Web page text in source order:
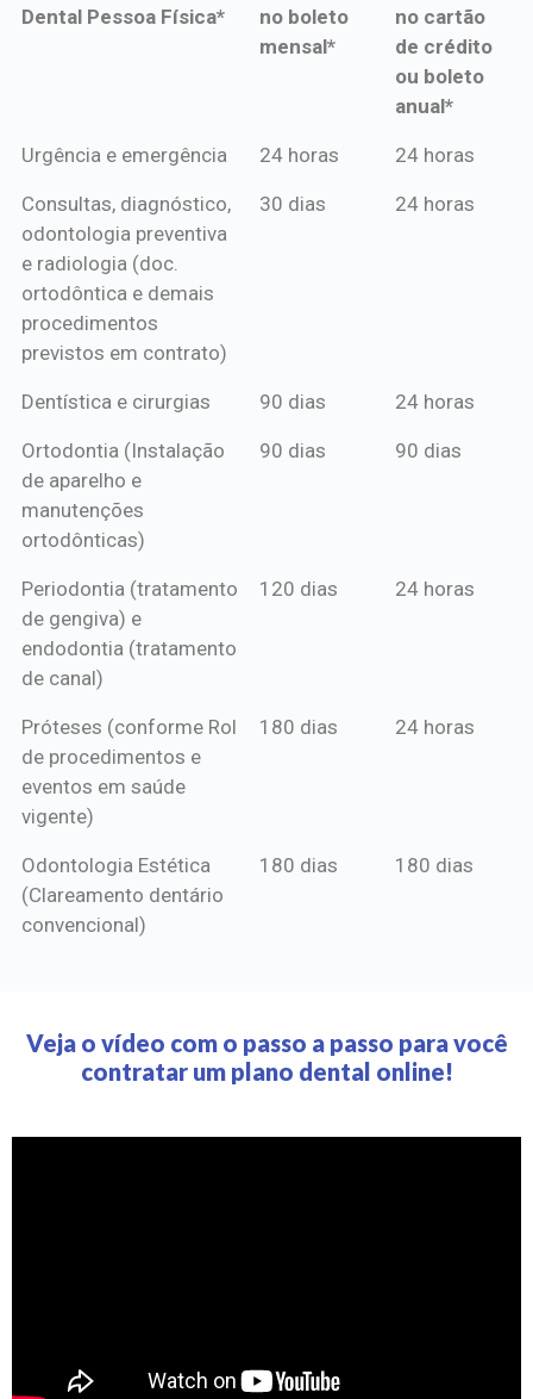
Dental Pessoa Física*
no boleto
mensal*
no cartão
de crédito
ou boleto
anual*
*Procedimentos Amil
*Pagamento
mensal*
*Pagamento
de crédito
Urgência e emergência 24 horas 24 horas
Consultas, diagnóstico,
odontologia preventiva
e radiologia (doc.
ortodôntica e demais
procedimentos
previstos em contrato)
30 dias 24 horas
Dentística e cirurgias 90 dias 24 horas
Ortodontia (Instalação
de aparelho e
manutenções
ortodônticas)
90 dias 90 dias
Periodontia (tratamento
de gengiva) e
endodontia (tratamento
de canal)
120 dias 24 horas
Próteses (conforme Rol
de procedimentos e
eventos em saúde
vigente)
180 dias 24 horas
Odontologia Estética
(Clareamento dentário
convencional)
180 dias 180 dias
Veja o vídeo com o passo a passo para você
contratar um plano dental online!